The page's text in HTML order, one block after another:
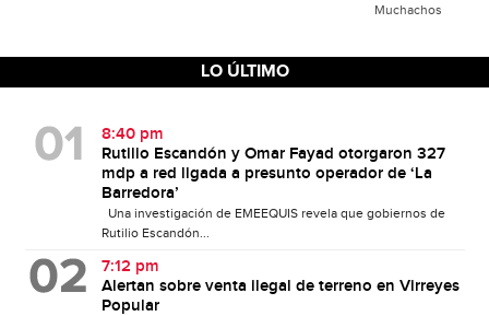
Muchachos
LO ÚLTIMO
8:40 pm
Rutilio Escandón y Omar Fayad otorgaron 327
mdp a red ligada a presunto operador de ‘La
Barredora’
Una investigación de EMEEQUIS revela que gobiernos de
Rutilio Escandón...
7:12 pm
Alertan sobre venta ilegal de terreno en Virreyes
Popular